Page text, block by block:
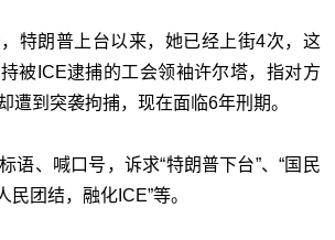
特朗普上台以来，她已经上街4次，这
被ICE逮捕的工会领袖许尔塔，指对方
遭到突袭拘捕，现在面临6年刑期。
语、喊口号，诉求“特朗普下台”、“国民
民团结，融化ICE”等。